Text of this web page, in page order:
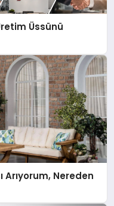
Üssünü
Arıyorum, Nereden